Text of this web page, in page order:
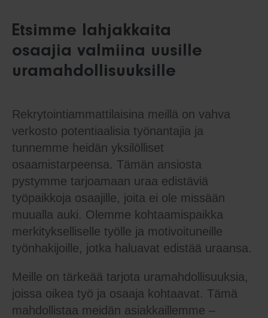
Etsimme lahjakkaita
osaajia valmiina uusille
uramahdollisuuksille
Rekrytointiammattilaisina meillä on vahva
verkosto potentiaalisia työnantajia ja
tunnemme heidän yksilölliset
osaamistarpeensa. Tämän ansiosta
pystymme tarjoamaan uraa edistäviä
työpaikkoja osaajille, joita ei ole missään
muualla auki. Olemme kohtaamispaikka
merkitykselliselle työlle ja motivoituneille
työnhakijoille, jotka haluavat edistää uraansa.
Meille on tärkeää tarjota uramahdollisuuksia,
joissa oikea työ ja osaaja kohtaavat. Tämä
mahdollistaa meidän asiakkaillemme –